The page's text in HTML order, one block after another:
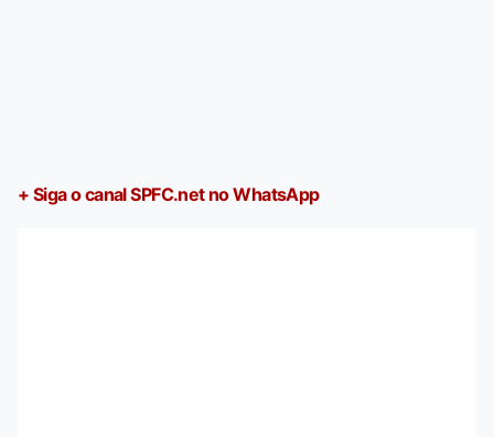
+ Siga o canal SPFC.net no WhatsApp